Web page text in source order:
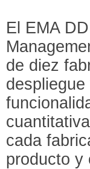
El EMA
de diez
cada
producto y